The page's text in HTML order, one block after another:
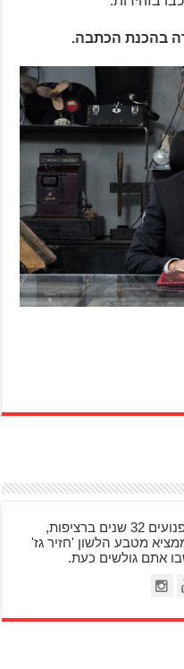
בהכנת הכתבה.
בן 48, רוכב על אופנועים 32 שנים ברציפות,
מטבע הלשון 'חזיר גז'
אתם גולשים כעת.